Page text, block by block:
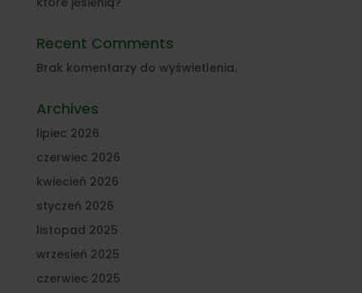
Recent Comments
Brak komentarzy do wyświetlenia.
Archives
lipiec 2026
czerwiec 2026
kwiecień 2026
styczeń 2026
listopad 2025
wrzesień 2025
czerwiec 2025